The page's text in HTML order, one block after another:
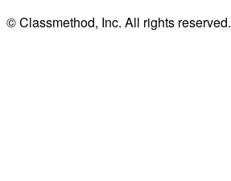
© Classmethod, Inc. All rights reserved.